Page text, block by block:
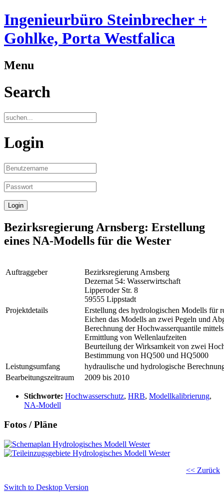
Ingenieurbüro Steinbrecher +
Gohlke, Porta Westfalica
Menu
Search
Login
Bezirksregierung Arnsberg: Erstellung
eines NA-Modells für die Wester
Auftraggeber
Bezirksregierung Arnsberg
Dezernat 54: Wasserwirtschaft
Lipperoder Str. 8
59555 Lippstadt
Projektdetails
Erstellung des hydrologischen Modells für
Eichen das Modells an zwei Pegeln und
Berechnung der Hochwasserquantile
Ermittlung von Wellenlaufzeiten
Beurteilung der Wirksamkeit von zwei
Bestimmung von HQ500 und HQ5000
Leistungsumfang
hydraulische und hydrologische
Bearbeitungszeitraum
2009 bis 2010
Stichworte: Hochwasserschutz, HRB, Modellkalibrierung,
NA-Modell
Fotos / Pläne
<< Zurück
Switch to Desktop Version